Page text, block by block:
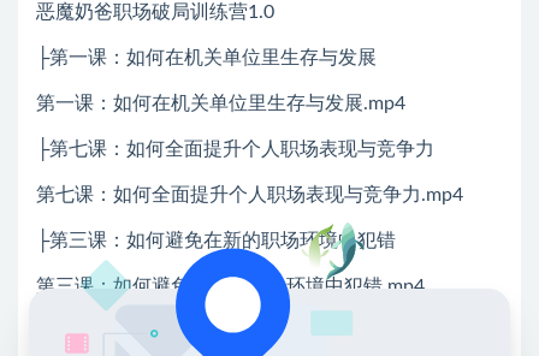
恶魔奶爸职场破局训练营1.0
├第一课：如何在机关单位里生存与发展
第一课：如何在机关单位里生存与发展.mp4
├第七课：如何全面提升个人职场表现与竞争力
第七课：如何全面提升个人职场表现与竞争力.mp4
├第三课：如何避免在新的职场环境中犯错
第三课：如何避免在新的职场环境中犯错.mp4
├第二课：如何在商业公司里生存与发展